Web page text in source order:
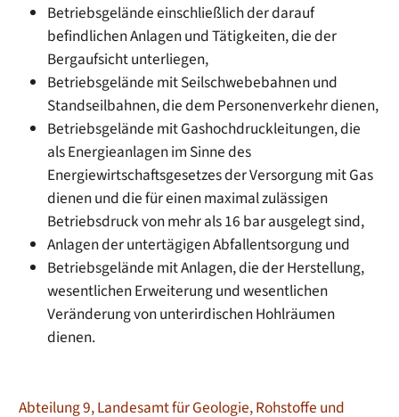
Betriebsgelände einschließlich der darauf
befindlichen Anlagen und Tätigkeiten, die der
Bergaufsicht unterliegen,
Betriebsgelände mit Seilschwebebahnen und
Standseilbahnen, die dem Personenverkehr dienen,
Betriebsgelände mit Gashochdruckleitungen, die
als Energieanlagen im Sinne des
Energiewirtschaftsgesetzes der Versorgung mit Gas
dienen und die für einen maximal zulässigen
Betriebsdruck von mehr als 16 bar ausgelegt sind,
Anlagen der untertägigen Abfallentsorgung und
Betriebsgelände mit Anlagen, die der Herstellung,
wesentlichen Erweiterung und wesentlichen
Veränderung von unterirdischen Hohlräumen
dienen.
Abteilung 9, Landesamt für Geologie, Rohstoffe und